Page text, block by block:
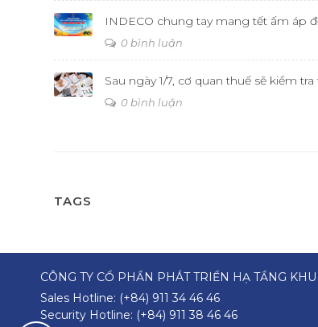
INDECO chung tay mang tết ấm áp
0 bình luận
Sau ngày 1/7, cơ quan thuế sẽ kiểm
0 bình luận
TAGS
CÔNG TY CỔ PHẦN PHÁT TRIỂN HẠ TẦNG
Sales Hotline: (+84) 911 34 46 46
Security Hotline: (+84) 911 38 46 46